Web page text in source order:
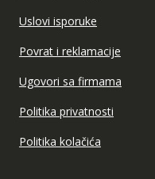
Uslovi isporuke
Povrat i reklamacije
Ugovori sa firmama
Politika privatnosti
Politika kolačića